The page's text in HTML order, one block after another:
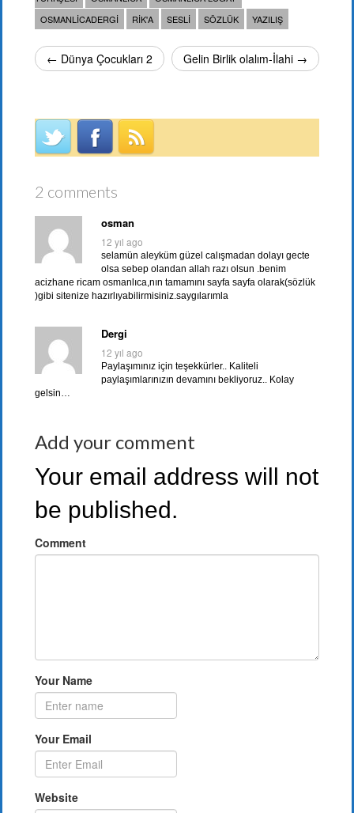
OSMANLICADERGI
RIK'A SESLI SÖZLÜK YAZILIŞ
← Dünya Çocukları 2 Gelin Birlik olalım-İlahi →
2 comments
osman
12 yıl ago
selamün aleyküm güzel calışmadan dolayı gecte
olsa sebep olandan allah razı olsun .benim
acizhane ricam osmanlıca,nın tamamını sayfa sayfa olarak(sözlük
)gibi sitenize hazırlıyabilirmisiniz.saygılarımla
Dergi
12 yıl ago
Paylaşımınız için teşekkürler.. Kaliteli
paylaşımlarınızın devamını bekliyoruz.. Kolay
gelsin…
Add your comment
Your email address will not
be published.
Comment
Your Name
Your Email
Website